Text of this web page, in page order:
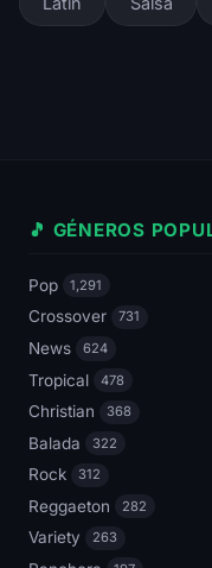
🎵 GÉNEROS
Pop 1,291
Crossover 731
News 624
Tropical 478
Christian 368
Balada 322
Rock 312
Reggaeton 282
Variety 263